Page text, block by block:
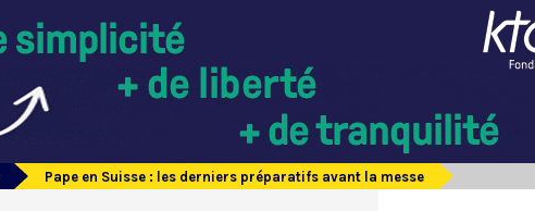
Pape en Suisse : les derniers préparatifs avant la messe